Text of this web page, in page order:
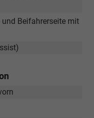
Beifahrerseite mit